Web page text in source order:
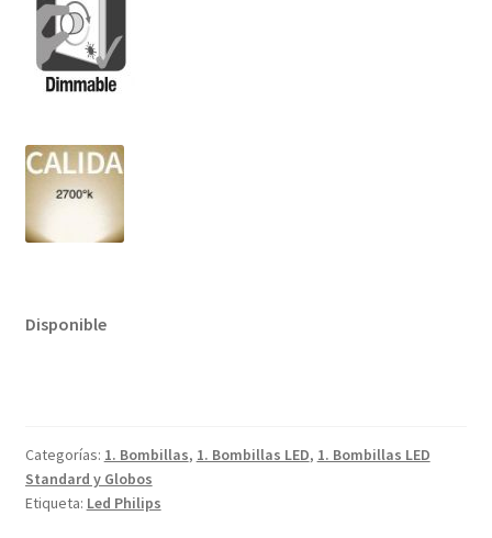
Disponible
Categorías: 1. Bombillas, 1. Bombillas LED, 1. Bombillas LED
Standard y Globos
Etiqueta: Led Philips